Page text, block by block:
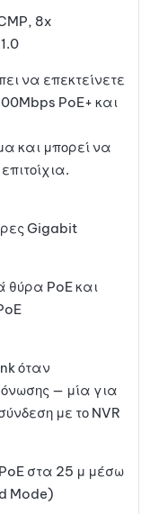
μένων
8x
να επεκτείνετε
PoE+ και
και μπορεί να
Gigabit
θύρα PoE και
όταν
— μία για
με το NVR
στα 25 μ μέσω
Mode)